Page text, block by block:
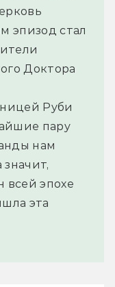
эпизод стал
Доктора
Руби
пару
нам
всей эпохе
эта